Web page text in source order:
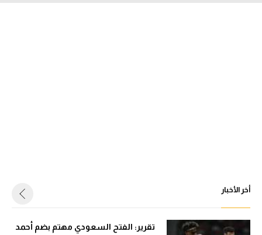
أخر الأخبار
تقرير: الفتح السعودي مهتم بضم أحمد